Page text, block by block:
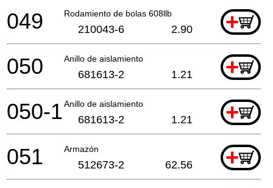
Rodamiento de bolas 608llb +
049 210043-6 2.90
Anillo de aislamiento +
050 681613-2 1.21
Anillo de aislamiento +
050-1 681613-2 1.21
Armazón +
051 512673-2 62.56